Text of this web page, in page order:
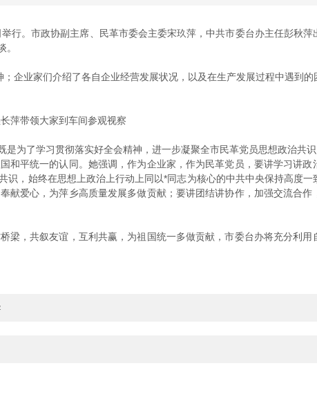
。市政协副主席、民革市委会主委宋玖萍，中共市委台办主任彭秋萍
业家们介绍了各自企业经营发展状况，以及在生产发展过程中遇到的
萍带领大家到车间参观视察
了学习贯彻落实好全会精神，进一步凝聚全市民革党员思想政治共识
平统一的认同。她强调，作为企业家，作为民革党员，要讲学习讲政
，始终在思想上政治上行动上同以*同志为核心的中共中央保持高度
爱心，为萍乡高质量发展多做贡献；要讲团结讲协作，加强交流合作
，共叙友谊，互利共赢，为祖国统一多做贡献，市委台办将充分利用